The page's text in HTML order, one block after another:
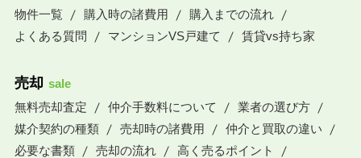
物件一覧
購入時の諸費用
購入までの流れ
よくある質問
マンションVS戸建て 賃貸vs持ち家
売却 sale
無料売却査定
仲介手数料について
業者の選び方
媒介契約の種類
売却時の諸費用
仲介と買取の違い
必要な書類
売却の流れ
高く売るポイント